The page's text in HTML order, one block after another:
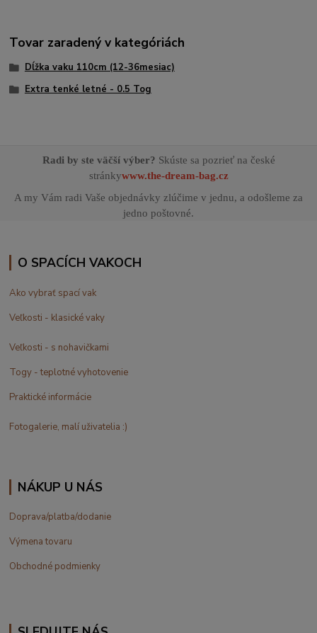
Tovar zaradený v kategóriách
Dĺžka vaku 110cm (12-36mesiac)
Extra tenké letné - 0.5 Tog
Radi by ste väčší výber? Skúste sa pozrieť na české
stránkywww.the-dream-bag.cz
A my Vám radi Vaše objednávky zlúčime v jednu, a odošleme za
jedno poštovné.
O SPACÍCH VAKOCH
Ako vybrať spací vak
Veľkosti - klasické vaky
Veľkosti - s nohavičkami
Togy - teplotné vyhotovenie
Praktické informácie
Fotogalerie, malí uživatelia :)
NÁKUP U NÁS
Doprava/platba/dodanie
Výmena tovaru
Obchodné podmienky